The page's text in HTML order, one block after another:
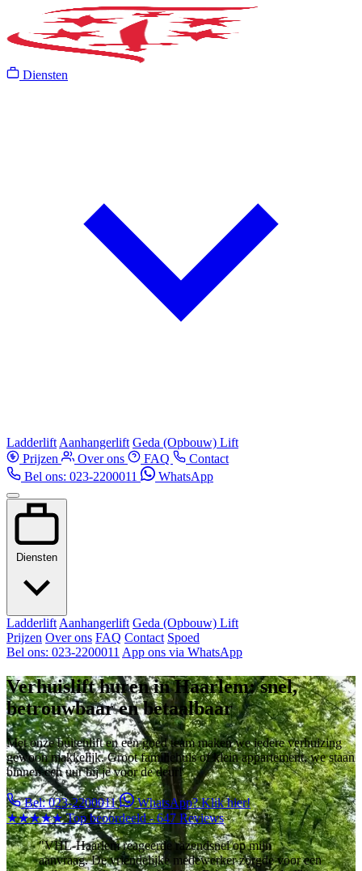
Diensten
Ladderlift Aanhangerlift Geda (Opbouw) Lift
Prijzen
Over ons FAQ
Contact
Bel ons: 023-2200011
WhatsApp
Diensten
Ladderlift Aanhangerlift Geda (Opbouw) Lift
Prijzen Over ons FAQ Contact Spoed
Bel ons: 023-2200011 App ons via WhatsApp
Verhuislift huren in Haarlem: snel,
betrouwbaar en betaalbaar
Met onze buitenlift en een goed team maken we iedere verhuizing
gewoon makkelijk. Groot familiehuis of klein appartement, we staan
binnen een uur bij je voor de deur!
Bel: 023-2200011
WhatsApp? Klik hier!
★★★★★ Top beoordeeld - 647 Reviews
"VHL-Haarlem reageerde razendsnel op mijn
aanvraag. De vriendelijke medewerker zorgde voor een